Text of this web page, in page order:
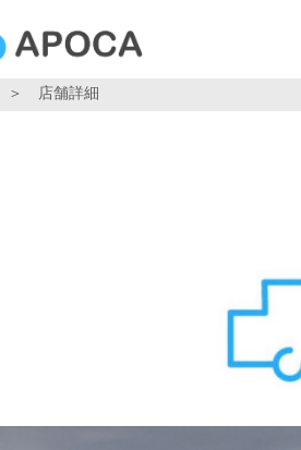
＞ 店舗詳細